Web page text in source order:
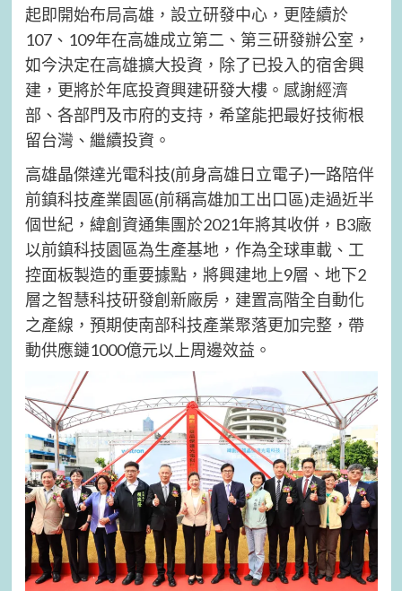
起即開始布局高雄，設立研發中心，更陸續於
107、109年在高雄成立第二、第三研發辦公室，
如今決定在高雄擴大投資，除了已投入的宿舍興
建，更將於年底投資興建研發大樓。感謝經濟
部、各部門及市府的支持，希望能把最好技術根
留台灣、繼續投資。
高雄晶傑達光電科技(前身高雄日立電子)一路陪伴
前鎮科技產業園區(前稱高雄加工出口區)走過近半
個世紀，緯創資通集團於2021年將其收併，B3廠
以前鎮科技園區為生產基地，作為全球車載、工
控面板製造的重要據點，將興建地上9層、地下2
層之智慧科技研發創新廠房，建置高階全自動化
之產線，預期使南部科技產業聚落更加完整，帶
動供應鏈1000億元以上周邊效益。